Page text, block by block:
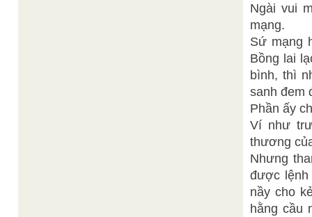
Ngài vui
mạng.
Sứ mạng
Bồng lai
bình, thì
sanh đem
Phần ấy
Ví như
thương
Nhưng
được lệnh
nầy cho
hằng cầu